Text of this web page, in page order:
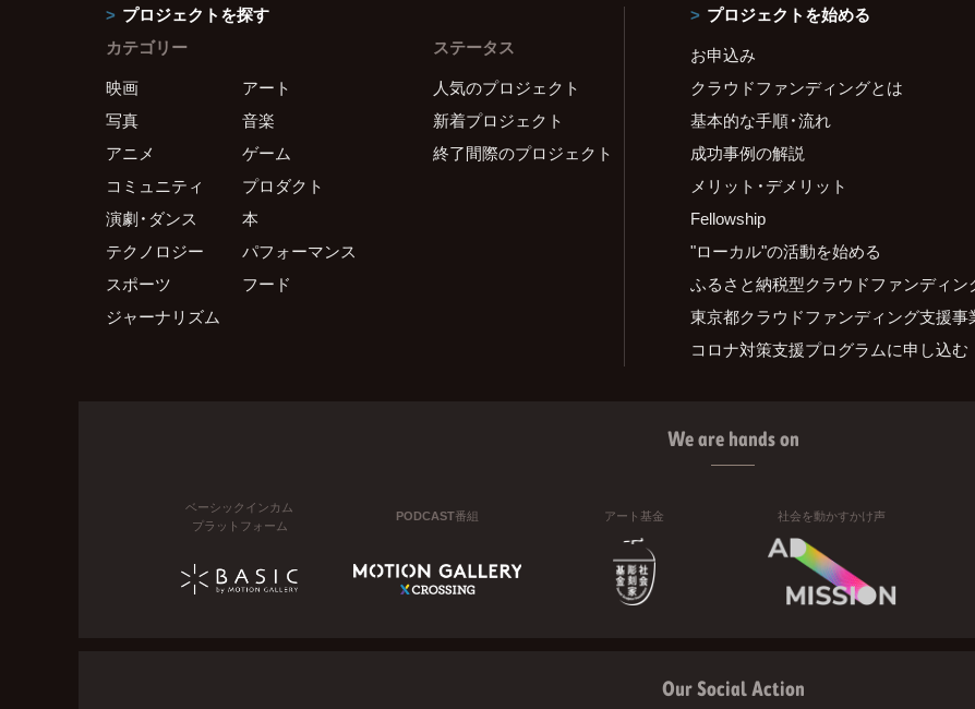
プロジェクトを探す
カテゴリー
映画
アート
写真
音楽
アニメ
ゲーム
コミュニティ
プロダクト
演劇・ダンス
本
テクノロジー
パフォーマンス
スポーツ
フード
ジャーナリズム
ステータス
人気のプロジェクト
新着プロジェクト
終了間際のプロジェクト
プロジェクトを始める
お申込み
クラウドファンディングとは
基本的な手順・流れ
成功事例の解説
メリット・デメリット
Fellowship
"ローカル"の活動を始める
ふるさと納税型クラウドファンディン
東京都クラウドファンディング支援事
コロナ対策支援プログラムに申し込む
We are hands on
ベーシックインカム
プラットフォーム
PODCAST番組 アート基金 社会を動かすかけ声
Our Social Action